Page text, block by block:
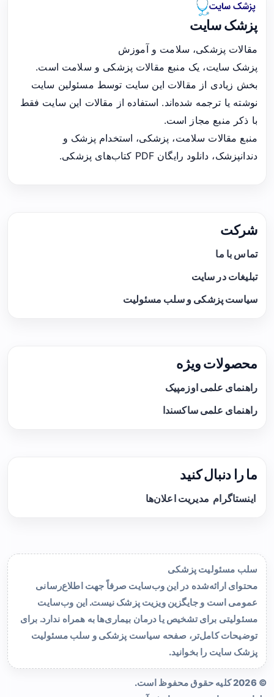
پزشک سایت
مقالات پزشکی، سلامت و آموزش
پزشک سایت، یک منبع مقالات پزشکی و سلامت است.
بخش زیادی از مقالات این سایت توسط مسئولین سایت
نوشته یا ترجمه شده‌اند. استفاده از مقالات این سایت فقط
با ذکر منبع مجاز است.
منبع مقالات سلامت، پزشکی، استخدام پزشک و
دندانپزشک، دانلود رایگان PDF کتاب‌های پزشکی.
شرکت
تماس با ما
تبلیغات در سایت
سیاست پزشکی و سلب مسئولیت
محصولات ویژه
راهنمای علمی اوزمپیک
راهنمای علمی ساکسندا
ما را دنبال کنید
اینستاگرام مدیریت اعلان‌ها
سلب مسئولیت پزشکی
محتوای ارائه‌شده در این وب‌سایت صرفاً جهت اطلاع‌رسانی
عمومی است و جایگزین ویزیت پزشک نیست. این وب‌سایت
مسئولیتی برای تشخیص یا درمان بیماری‌ها به همراه ندارد. برای
توضیحات کامل‌تر، صفحه سیاست پزشکی و سلب مسئولیت
پزشک سایت را بخوانید.
© 2026 کلیه حقوق محفوظ است.